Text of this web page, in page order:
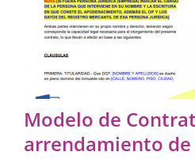
Modelo de
arrendamiento